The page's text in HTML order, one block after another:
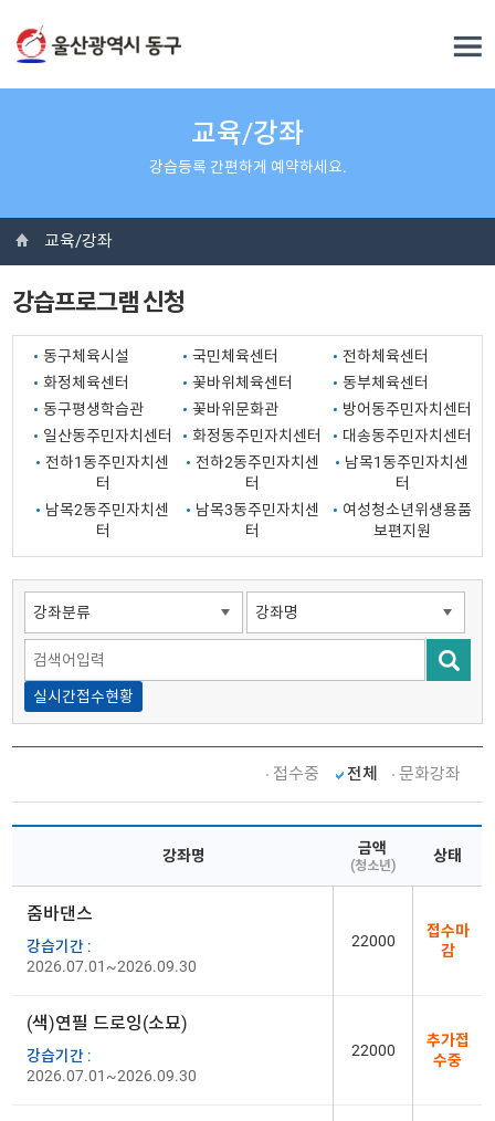
교육/강좌
강습등록 간편하게 예약하세요.
교육/강좌
강습프로그램 신청
동구체육시설 국민체육센터
전하체육센터
화정체육센터
꽃바위체육센터
동부체육센터
동구평생학습관
꽃바위문화관
방어동주민자치센터
일산동주민자치센터
화정동주민자치센터
대송동주민자치센터
전하1동주민자치센
터
전하2동주민자치센
터
남목1동주민자치센
터
남목2동주민자치센
터
남목3동주민자치센
터
여성청소년위생용품
보편지원
실시간접수현황
접수중 전체 문화강좌
강좌명 금액
(청소년)
상태
줌바댄스
강습기간 :
2026.07.01~2026.09.30
22000
접수마
감
(색)연필 드로잉(소묘)
강습기간 :
2026.07.01~2026.09.30
22000
추가접
수중